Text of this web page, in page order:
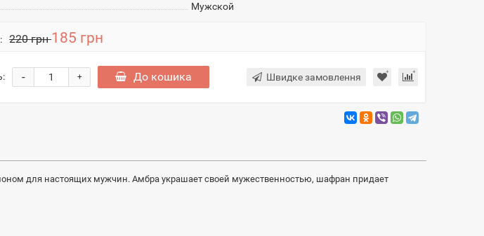
Мужской
220 грн185 грн
+
- До кошика Швидке замовлення
для настоящих мужчин. Амбра украшает своей мужественностью, шафран придает